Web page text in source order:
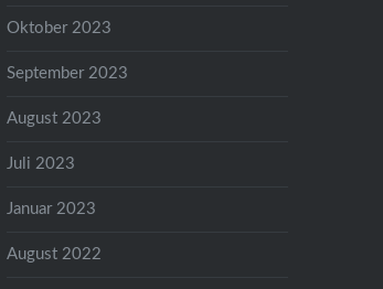
Oktober 2023
September 2023
August 2023
Juli 2023
Januar 2023
August 2022